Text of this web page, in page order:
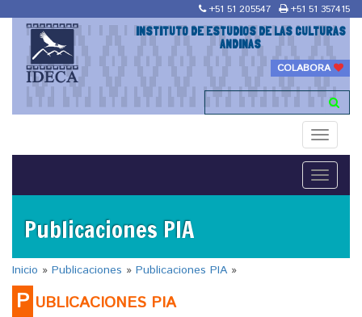
+51 51 205547 +51 51 357415
INSTITUTO DE ESTUDIOS DE LAS CULTURAS
ANDINAS
COLABORA
Toggle
Toggle
Publicaciones PIA
Inicio » Publicaciones » Publicaciones PIA »
P UBLICACIONES PIA